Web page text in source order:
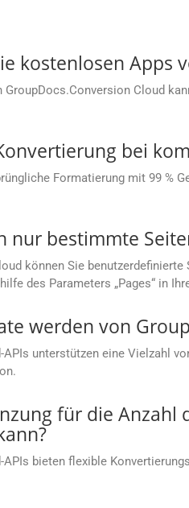
kostenlosen Apps
Cloud
bei
Formatierung mit 99 %
bestimmte
können Sie
des Parameters „Pages“ in
werden von
unterstützen eine Vielzahl
für die
APIs bieten flexible